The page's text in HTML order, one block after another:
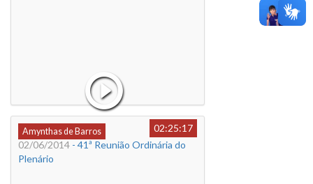
Amynthas de Barros
02:25:17
02/06/2014 - 41ª Reunião Ordinária do
Plenário